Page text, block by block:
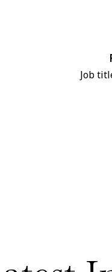
Job